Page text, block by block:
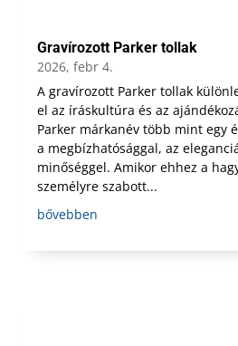
Gravírozott Parker tollak
2026, febr 4.
A gravírozott Parker tollak
el az íráskultúra és az
Parker márkanév több mint egy
a megbízhatósággal, az
minőséggel. Amikor ehhez a
személyre szabott...
bővebben